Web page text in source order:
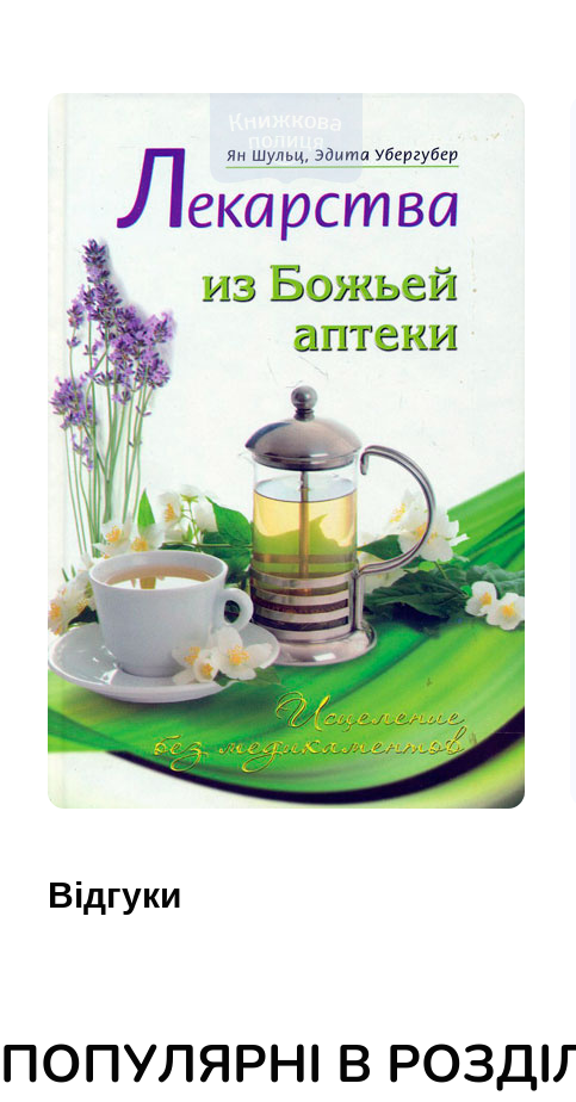
Свіжі надходження, актуальна
література та нові автори на нашій
полиці.
Історія
Книги
Здоров`я /
Юдаїзм
Огляд релігій
Художня
Відгуки
ПОПУЛЯРНІ В